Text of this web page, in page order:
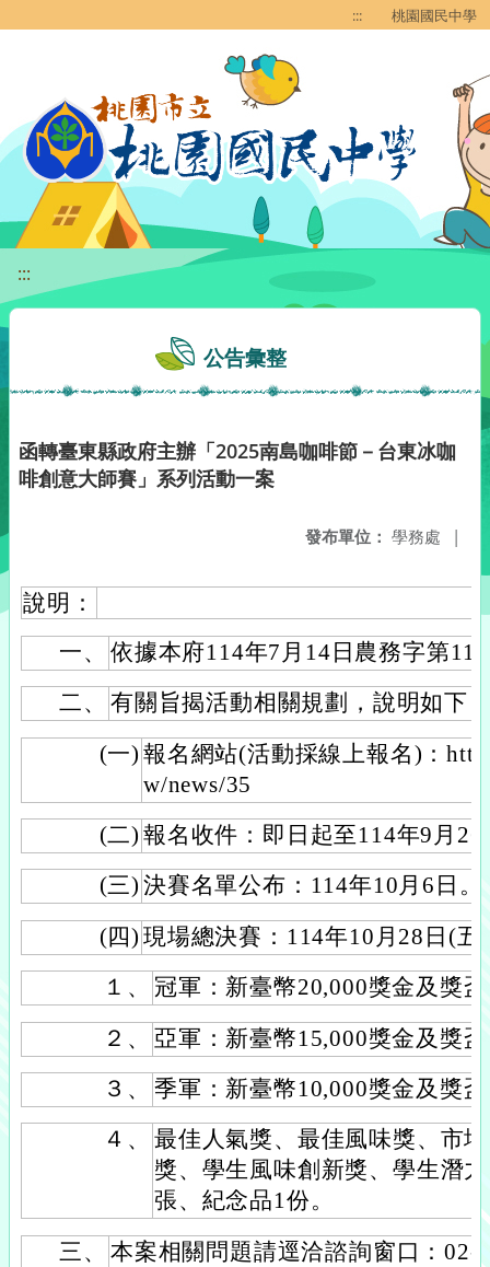
::: 桃園國民中學
:::
公告彙整
函轉臺東縣政府主辦「2025南島咖啡節－台東冰咖
啡創意大師賽」系列活動一案
發布單位： 學務處 |
說明：
一、
依據本府114年7月14日農務字第
二、
有關旨揭活動相關規劃，說明如下
(一) 報名網站(活動採線上報名)：
w/news/35
(二) 報名收件：即日起至114年9月
(三) 決賽名單公布：114年10月6日。
(四) 現場總決賽：114年10月28日(五
１、
冠軍：新臺幣20,000獎金及獎
２、
亞軍：新臺幣15,000獎金及獎
３、
季軍：新臺幣10,000獎金及獎
４、
最佳人氣獎、最佳風味獎、市
獎、學生風味創新獎、學生潛
張、紀念品1份。
三、
本案相關問題請逕洽諮詢窗口：02-